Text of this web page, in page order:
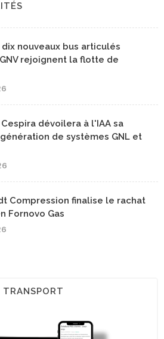
nouveaux bus articulés
rejoignent la flotte de
Cespira dévoilera à l'IAA sa
de systèmes GNL et
Compression finalise le rachat
Fornovo Gas
TRANSPORT